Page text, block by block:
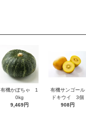
有機かぼちゃ 1
0kg
9,469円
有機サンゴール
ドキウイ 3個
908円